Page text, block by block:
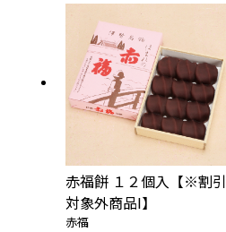
赤福餅 １２個入【※割引
対象外商品I】
赤福